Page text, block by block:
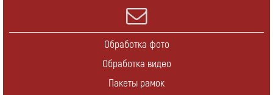
Обработка фото
Обработка видео
Пакеты рамок